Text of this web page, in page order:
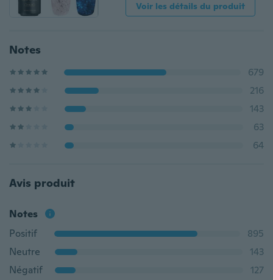
Voir les détails du produit
Notes
679
216
143
63
64
Avis produit
Notes
Positif
895
Neutre
143
Négatif
127